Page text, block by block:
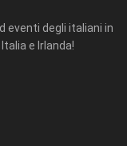
eventi degli italiani in
e Irlanda!